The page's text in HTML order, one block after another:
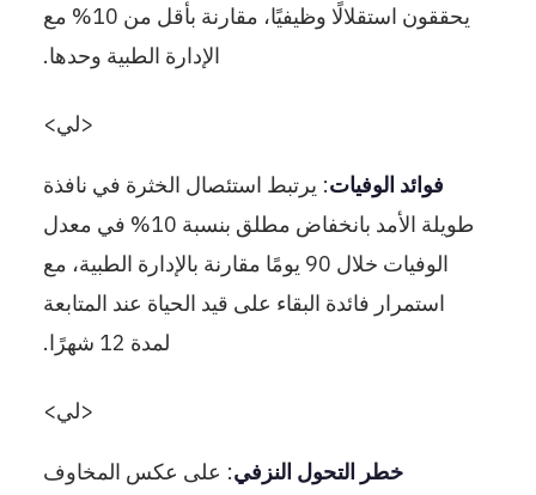
يحققون استقلالًا وظيفيًا، مقارنة بأقل من 10% مع
الإدارة الطبية وحدها.
<لي>
فوائد الوفيات: يرتبط استئصال الخثرة في نافذة
طويلة الأمد بانخفاض مطلق بنسبة 10% في معدل
الوفيات خلال 90 يومًا مقارنة بالإدارة الطبية، مع
استمرار فائدة البقاء على قيد الحياة عند المتابعة
لمدة 12 شهرًا.
<لي>
خطر التحول النزفي: على عكس المخاوف